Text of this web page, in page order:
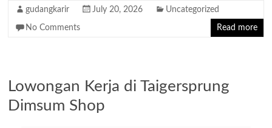
gudangkarir July 20, 2026 Uncategorized
No Comments Read more
Lowongan Kerja di Taigersprung
Dimsum Shop